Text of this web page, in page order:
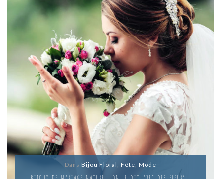
Dans Bijou Floral Fête Mode
BIJOUX DE MARIAGE NATURE : ON LE DIT AVEC DES FLEURS !